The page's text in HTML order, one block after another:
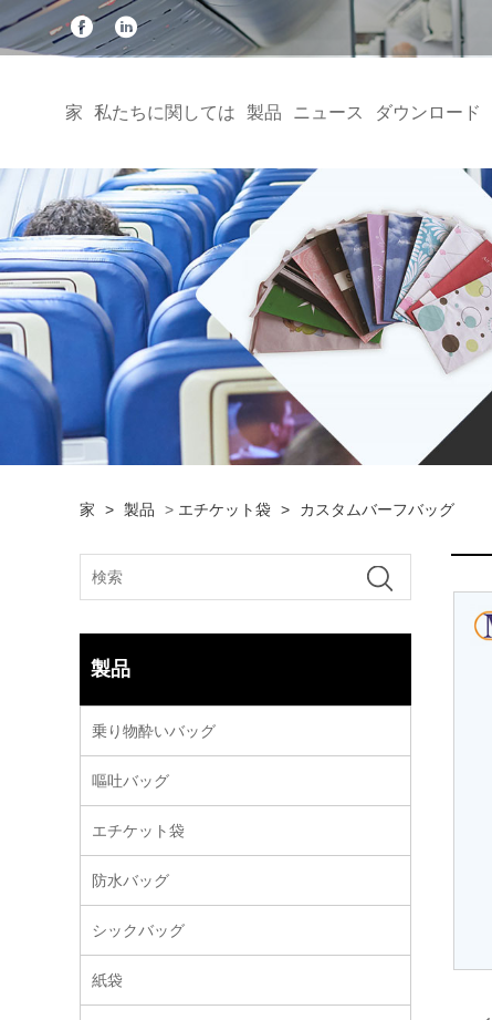
家 私たちに関しては 製品 ニュース ダウンロード
家 > 製品 > エチケット袋 > カスタムバーフバッグ
製品
乗り物酔いバッグ
嘔吐バッグ
エチケット袋
防水バッグ
シックバッグ
紙袋